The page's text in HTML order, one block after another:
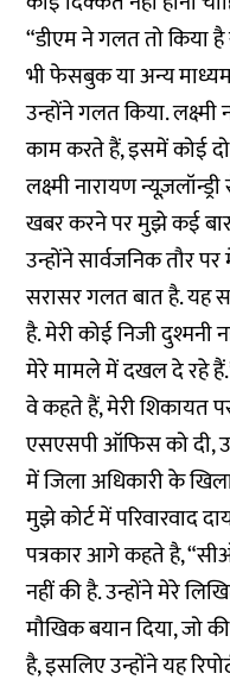
“डीएम ने गलत तो किया है
भी फेसबुक या अन्य
उन्होंने गलत किया.
काम करते हैं, इसमें कोई दो
लक्ष्मी नारायण
खबर करने पर मुझे कई बार
उन्होंने सार्वजनिक तौर
सरासर गलत बात है. यह
है. मेरी कोई निजी
मेरे मामले में दखल दे रहे
वे कहते हैं, मेरी शिकायत
एसएसपी ऑफिस को दी,
में जिला अधिकारी के
मुझे कोर्ट में परिवारवाद
पत्रकार आगे कहते है,
नहीं की है. उन्होंने मेरे
मौखिक बयान दिया, जो
है, इसलिए उन्होंने यह